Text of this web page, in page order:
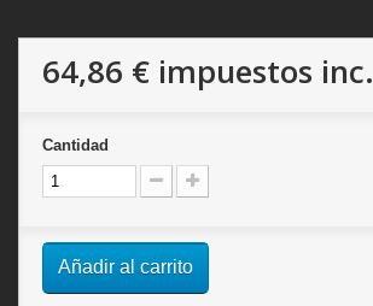
64,86 € impuestos inc.
Cantidad
Añadir al carrito